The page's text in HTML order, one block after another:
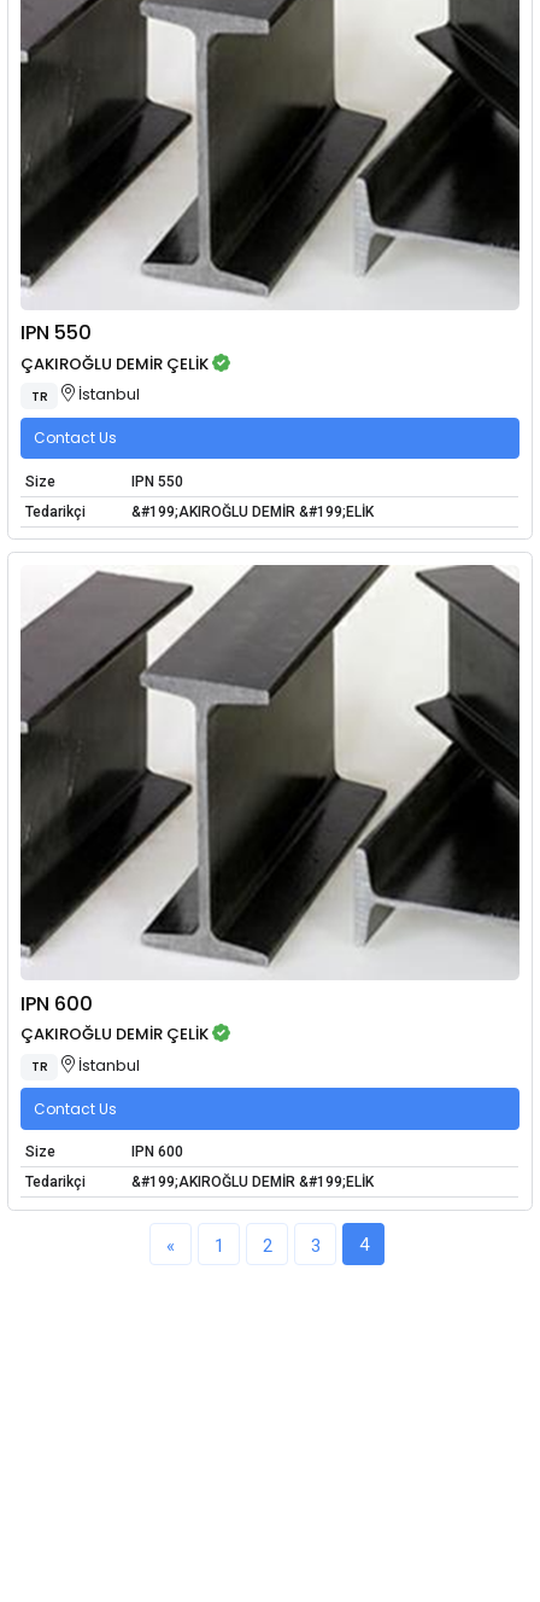
IPN 550
ÇAKIROĞLU DEMİR ÇELİK
TR İstanbul
Contact Us
Size
IPN 550
Tedarikçi
&#199;AKIROĞLU DEMİR &#199;ELİK
IPN 600
ÇAKIROĞLU DEMİR ÇELİK
TR İstanbul
Contact Us
Size
IPN 600
Tedarikçi
&#199;AKIROĞLU DEMİR &#199;ELİK
« 1 2 3 4